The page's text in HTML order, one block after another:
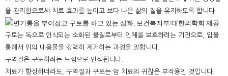
을 관리함으로써 치료 효과를 높이고 보다 나은 삶의 질을 유지하도록 합니다.
구토는 독으로 인식되는 소화된 물질로부터 인체를 보호하려는 기전으로, 입을
통해서 위의 내용물을 강력히 제거하는 과정을 말합니다.
구역질은 구토하려는 느낌으로 인식됩니다.
치료가 향상하더라도, 구역질과 구토는 암 치료의 귀찮은 부작용인 것입니다.